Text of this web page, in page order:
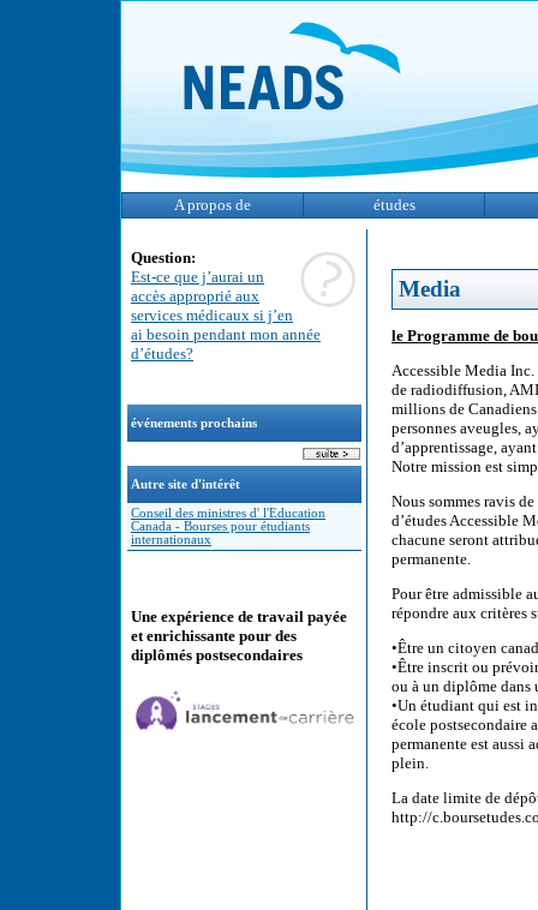
A propos de études
Question:
Est-ce que j’aurai un
accès approprié aux
services médicaux si j’en
ai besoin pendant mon année
d’études?
événements prochains
Autre site d'intérêt
Conseil des ministres d' l'Education
Canada - Bourses pour étudiants
internationaux
Une expérience de travail payée
et enrichissante pour des
diplômés postsecondaires
Media
le Programme de
Accessible Media
de radiodiffusion,
millions de
personnes aveugles,
d’apprentissage,
Notre mission est
Nous sommes ravis
d’études Accessible
chacune seront
permanente.
Pour être admissible
répondre aux critères
•Être un citoyen
•Être inscrit ou
ou à un diplôme dans
•Un étudiant qui est
école postsecondaire
permanente est aussi
plein.
La date limite de
http://